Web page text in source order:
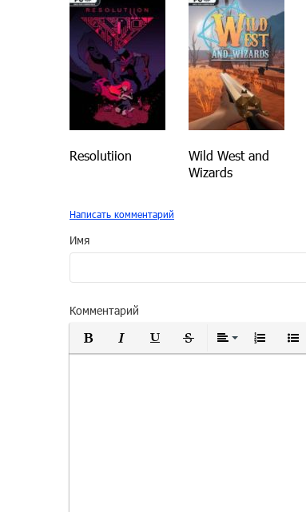
Resolutiion
Wild West and
Wizards
Написать комментарий
Имя
Комментарий
Полужирный
КурсивПодчеркнутый
Зачеркнутый